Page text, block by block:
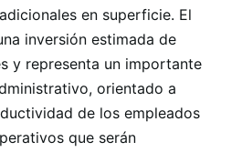
en superficie. El
inversión estimada de
y representa un importante
orientado a
de los empleados
que serán